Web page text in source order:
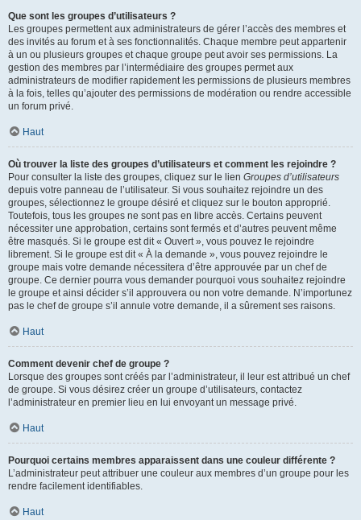
Que sont les groupes d’utilisateurs ?
Les groupes permettent aux administrateurs de gérer l’accès des membres et
des invités au forum et à ses fonctionnalités. Chaque membre peut appartenir
à un ou plusieurs groupes et chaque groupe peut avoir ses permissions. La
gestion des membres par l’intermédiaire des groupes permet aux
administrateurs de modifier rapidement les permissions de plusieurs membres
à la fois, telles qu’ajouter des permissions de modération ou rendre accessible
un forum privé.
Haut
Où trouver la liste des groupes d’utilisateurs et comment les rejoindre ?
Pour consulter la liste des groupes, cliquez sur le lien Groupes d’utilisateurs
depuis votre panneau de l’utilisateur. Si vous souhaitez rejoindre un des
groupes, sélectionnez le groupe désiré et cliquez sur le bouton approprié.
Toutefois, tous les groupes ne sont pas en libre accès. Certains peuvent
nécessiter une approbation, certains sont fermés et d’autres peuvent même
être masqués. Si le groupe est dit « Ouvert », vous pouvez le rejoindre
librement. Si le groupe est dit « À la demande », vous pouvez rejoindre le
groupe mais votre demande nécessitera d’être approuvée par un chef de
groupe. Ce dernier pourra vous demander pourquoi vous souhaitez rejoindre
le groupe et ainsi décider s’il approuvera ou non votre demande. N’importunez
pas le chef de groupe s’il annule votre demande, il a sûrement ses raisons.
Haut
Comment devenir chef de groupe ?
Lorsque des groupes sont créés par l’administrateur, il leur est attribué un chef
de groupe. Si vous désirez créer un groupe d’utilisateurs, contactez
l’administrateur en premier lieu en lui envoyant un message privé.
Haut
Pourquoi certains membres apparaissent dans une couleur différente ?
L’administrateur peut attribuer une couleur aux membres d’un groupe pour les
rendre facilement identifiables.
Haut